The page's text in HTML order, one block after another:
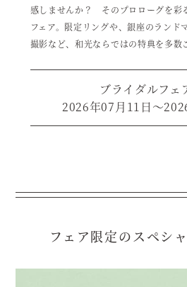
感しませんか？
そのプロローグを彩
フェア。 限定リングや、銀座のランド
撮影など、和光ならではの特典を多数
ブライダルフェ
2026年07月11日～
フェア限定のスペシ